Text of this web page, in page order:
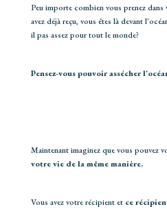
Peu importe combien vous prenez
avez déjà reçu, vous êtes là devant
il pas assez pour tout le monde?
Pensez-vous pouvoir assécher
Maintenant imaginez que vous pouvez
votre vie de la même manière.
Vous avez votre récipient et ce